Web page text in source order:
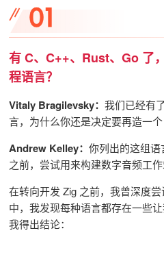
有 C、C++、Rust、Go 了
程语言？
Vitaly Bragilevsky： 我们已经有
言，为什么你还是决定要再造一个
Andrew Kelley： 你列出的这组
之前，尝试用来构建数字音频工作
在转向开发 Zig 之前，我曾深度
中，我发现每种语言都存在一些
我得出结论：